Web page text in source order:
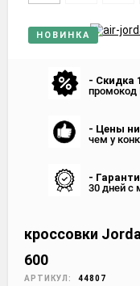
НОВИНКА
- Скидка
промокод
- Цены
чем у
-
30 дней с
кроссовки
600
АРТИКУЛ: 44807